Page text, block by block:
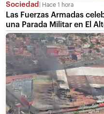
Sociedad Hace 1 hora
Las Fuerzas Armadas
una Parada Militar en El